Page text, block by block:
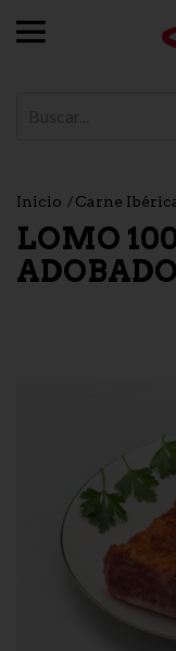
Inicio Carne
LOMO